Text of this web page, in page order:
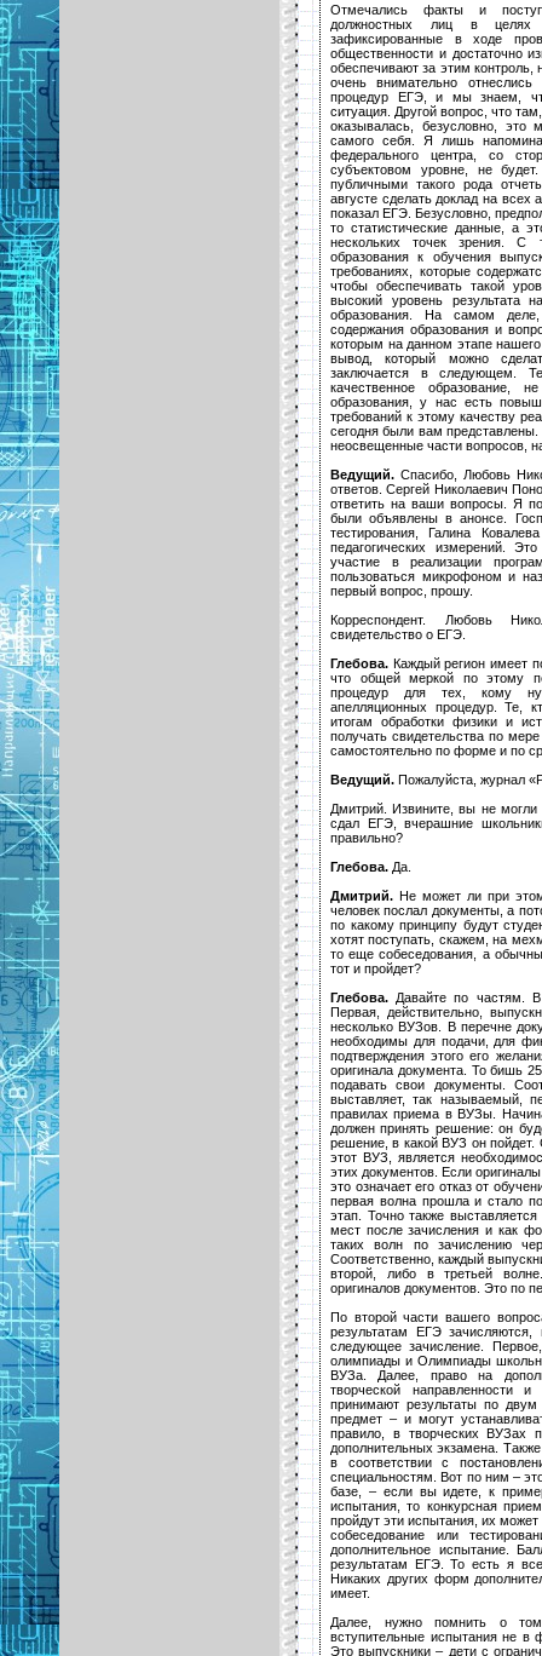
Отмечались факты и
должностных лиц в целях
зафиксированные в ходе
общественности и достаточно
обеспечивают за этим контроль,
очень внимательно
процедур ЕГЭ, и мы знаем,
ситуация. Другой вопрос, что
оказывалась, безусловно,
самого себя. Я лишь
федерального центра, со
субъектовом уровне, не
публичными такого рода
августе сделать доклад на всех
показал ЕГЭ. Безусловно,
то статистические данные, а
нескольких точек зрения. С
образования к обучения
требованиях, которые
чтобы обеспечивать такой
высокий уровень результата
образования. На самом
содержания образования и
которым на данном этапе
вывод, который можно
заключается в следующем.
качественное образование,
образования, у нас есть
требований к этому качеству
сегодня были вам представлены.
неосвещенные части вопросов,
Ведущий. Спасибо, Любовь
ответов. Сергей Николаевич
ответить на ваши вопросы. Я
были объявлены в анонсе.
тестирования, Галина
педагогических измерений.
участие в реализации
пользоваться микрофоном и
первый вопрос, прошу.
Корреспондент. Любовь
свидетельство о ЕГЭ.
Глебова. Каждый регион имеет
что общей меркой по этому
процедур для тех, кому
апелляционных процедур. Те,
итогам обработки физики и
получать свидетельства по
самостоятельно по форме и по
Ведущий. Пожалуйста, журнал
Дмитрий. Извините, вы не
сдал ЕГЭ, вчерашние
правильно?
Глебова. Да.
Дмитрий. Не может ли при этом
человек послал документы, а
по какому принципу будут
хотят поступать, скажем, на
то еще собеседования, а
тот и пройдет?
Глебова. Давайте по частям.
Первая, действительно,
несколько ВУЗов. В перечне
необходимы для подачи, для
подтверждения этого его
оригинала документа. То бишь
подавать свои документы.
выставляет, так называемый,
правилах приема в ВУЗы.
должен принять решение: он
решение, в какой ВУЗ он пойдет.
этот ВУЗ, является
этих документов. Если
это означает его отказ от
первая волна прошла и стало
этап. Точно также
мест после зачисления и как
таких волн по зачислению
Соответственно, каждый
второй, либо в третьей
оригиналов документов. Это по
По второй части вашего
результатам ЕГЭ
следующее зачисление.
олимпиады и Олимпиады
ВУЗа. Далее, право на
творческой направленности
принимают результаты по
предмет – и могут
правило, в творческих ВУЗах
дополнительных экзамена.
в соответствии с
специальностям. Вот по ним –
базе, – если вы идете, к
испытания, то конкурсная
пройдут эти испытания, их
собеседование или
дополнительное испытание.
результатам ЕГЭ. То есть я
Никаких других форм
имеет.
Далее, нужно помнить о
вступительные испытания не
Это выпускники – дети с